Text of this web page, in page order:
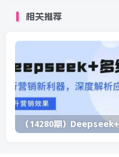
相关推荐